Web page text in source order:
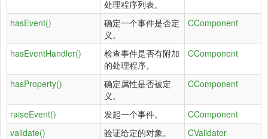
处理程序列表。
hasEvent()
确定一个事件是否定
义。
CComponent
hasEventHandler()
检查事件是否有附加
的处理程序。
CComponent
hasProperty()
确定属性是否被定
义。
CComponent
raiseEvent() 发起一个事件。
CComponent
validate()
验证给定的对象。 CValidator